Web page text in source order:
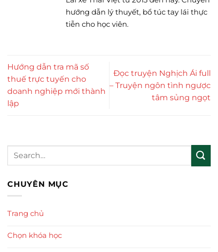
hướng dẫn lý thuyết, bổ túc tay lái thực
tiễn cho học viên.
Hướng dẫn tra mã số
thuế trực tuyến cho
doanh nghiệp mới thành
lập
Đọc truyện Nghịch Ái full
– Truyện ngôn tình ngược
tâm sủng ngọt
CHUYÊN MỤC
Trang chủ
Chọn khóa học